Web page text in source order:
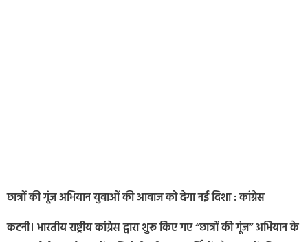
छात्रों की गूंज अभियान युवाओं की आवाज को देगा नई दिशा : कांग्रेस
कटनी। भारतीय राष्ट्रीय कांग्रेस द्वारा शुरू किए गए “छात्रों की गूंज” अभियान के